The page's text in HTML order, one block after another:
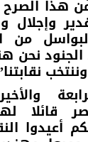
هذا الصرح
وإجلال
من
نحن
قائلا
أعيدوا